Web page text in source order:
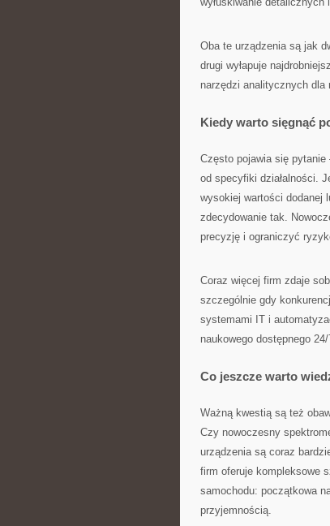
Oba te urządzenia są jak
drugi wyłapuje
narzędzi analitycznych dla
Kiedy warto sięgnąć
Często pojawia się
od specyfiki działalności.
wysokiej wartości dodanej
zdecydowanie tak.
precyzję i ograniczyć
Coraz więcej firm zdaje
szczególnie gdy
systemami IT i
naukowego dostępnego 24/
Co jeszcze warto
Ważną kwestią są też
Czy nowoczesny
urządzenia są coraz
firm oferuje kompleksowe
samochodu: początkowa
przyjemnością.